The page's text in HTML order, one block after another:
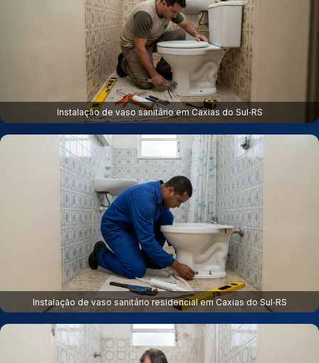
Instalação de vaso sanitário em Caxias do Sul‑RS
Instalação de vaso sanitário residencial em Caxias do Sul‑RS